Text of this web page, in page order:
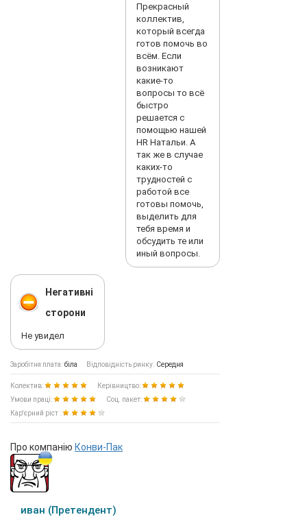
Прекрасный
коллектив,
который всегда
готов помочь во
всём. Если
возникают
какие-то
вопросы то всё
быстро
решается с
помощью нашей
HR Натальи. А
так же в случае
каких-то
трудностей с
работой все
готовы помочь,
выделить для
тебя время и
обсудить те или
иный вопросы.
Негативні
сторони
Не увидел
Заробітня плата: біла Відповідність ринку: Середня
Колектив:
Керівництво:
Умови праці:
Соц. пакет:
Кар'єрний ріст :
Про компанію Конви-Пак
иван (Претендент)